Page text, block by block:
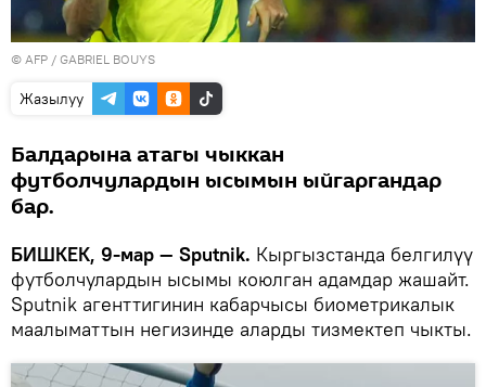
© AFP / GABRIEL BOUYS
Жазылуу
Балдарына атагы чыккан
футболчулардын ысымын ыйгаргандар
бар.
БИШКЕК, 9-мар — Sputnik. Кыргызстанда белгилүү
футболчулардын ысымы коюлган адамдар жашайт.
Sputnik агенттигинин кабарчысы биометрикалык
маалыматтын негизинде аларды тизмектеп чыкты.